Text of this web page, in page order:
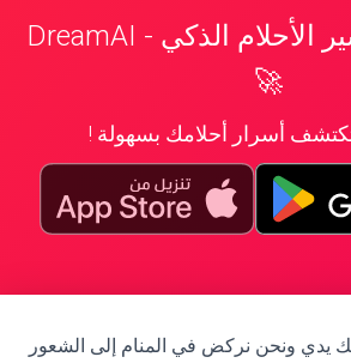
📱 تطبيق تفسير الأحلام الذكي - DreamAI
🚀
أسرار أحلامك بسهولة !
ونحن نركض في المنام إلى الشعور